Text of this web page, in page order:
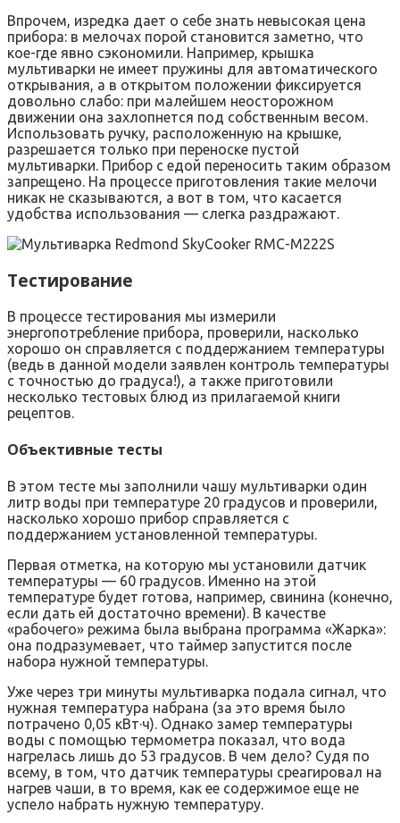
Впрочем, изредка дает о себе знать невысокая цена
прибора: в мелочах порой становится заметно, что
кое-где явно сэкономили. Например, крышка
мультиварки не имеет пружины для автоматического
открывания, а в открытом положении фиксируется
довольно слабо: при малейшем неосторожном
движении она захлопнется под собственным весом.
Использовать ручку, расположенную на крышке,
разрешается только при переноске пустой
мультиварки. Прибор с едой переносить таким образом
запрещено. На процессе приготовления такие мелочи
никак не сказываются, а вот в том, что касается
удобства использования — слегка раздражают.
Тестирование
В процессе тестирования мы измерили
энергопотребление прибора, проверили, насколько
хорошо он справляется с поддержанием температуры
(ведь в данной модели заявлен контроль температуры
с точностью до градуса!), а также приготовили
несколько тестовых блюд из прилагаемой книги
рецептов.
Объективные тесты
В этом тесте мы заполнили чашу мультиварки один
литр воды при температуре 20 градусов и проверили,
насколько хорошо прибор справляется с
поддержанием установленной температуры.
Первая отметка, на которую мы установили датчик
температуры — 60 градусов. Именно на этой
температуре будет готова, например, свинина (конечно,
если дать ей достаточно времени). В качестве
«рабочего» режима была выбрана программа «Жарка»:
она подразумевает, что таймер запустится после
набора нужной температуры.
Уже через три минуты мультиварка подала сигнал, что
нужная температура набрана (за это время было
потрачено 0,05 кВт·ч). Однако замер температуры
воды с помощью термометра показал, что вода
нагрелась лишь до 53 градусов. В чем дело? Судя по
всему, в том, что датчик температуры среагировал на
нагрев чаши, в то время, как ее содержимое еще не
успело набрать нужную температуру.